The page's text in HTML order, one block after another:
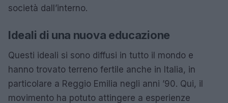
società dall’interno.
Ideali di una nuova educazione
Questi ideali si sono diffusi in tutto il mondo e
hanno trovato terreno fertile anche in Italia, in
particolare a Reggio Emilia negli anni ’90. Qui, il
movimento ha potuto attingere a esperienze